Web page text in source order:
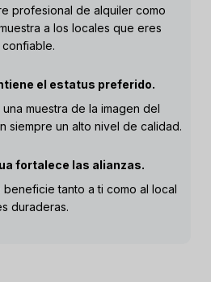
profesional de alquiler como
a los locales que eres
el estatus preferido.
muestra de la imagen del
siempre un alto nivel de calidad.
fortalece las alianzas.
tanto a ti como al local
duraderas.